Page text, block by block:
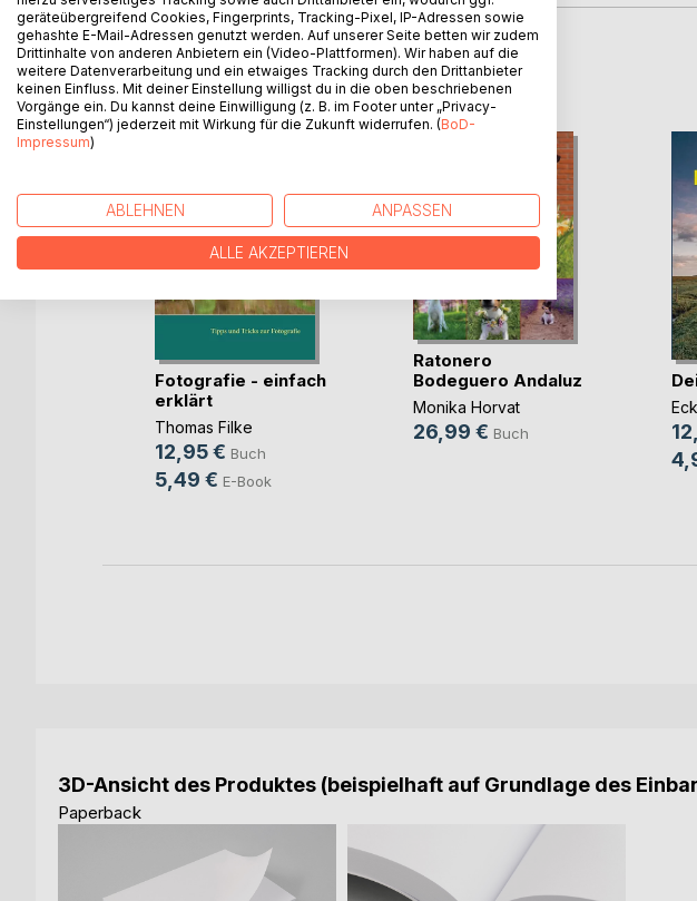
WEITERE TITEL BEIBoD
Fotografie - einfach
erklärt
Thomas Filke
12,95 € Buch
5,49 € E-Book
Ratonero
Bodeguero Andaluz
Monika Horvat
26,99 € Buch
3D-Ansicht des Produktes (beispielhaft auf Grundlage des
Paperback
geräteübergreifend Cookies, Fingerprints, Tracking-Pixel, IP-Adressen sowie
gehashte E-Mail-Adressen genutzt werden. Auf unserer Seite betten wir zudem
Drittinhalte von anderen Anbietern ein (Video-Plattformen). Wir haben auf die
weitere Datenverarbeitung und ein etwaiges Tracking durch den Drittanbieter
keinen Einfluss. Mit deiner Einstellung willigst du in die oben beschriebenen
Vorgänge ein. Du kannst deine Einwilligung (z. B. im Footer unter „Privacy-
Einstellungen“) jederzeit mit Wirkung für die Zukunft widerrufen. (BoD-
Impressum)
ABLEHNEN ANPASSEN
ALLE AKZEPTIEREN